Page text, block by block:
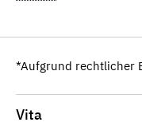
*Aufgrund rechtlicher
Vita